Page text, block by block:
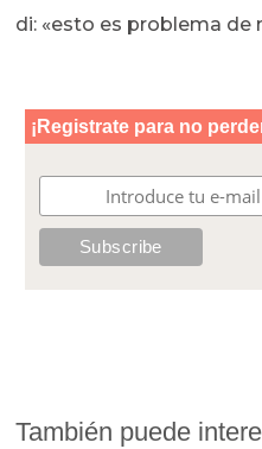
di: «esto es problema de
También puede